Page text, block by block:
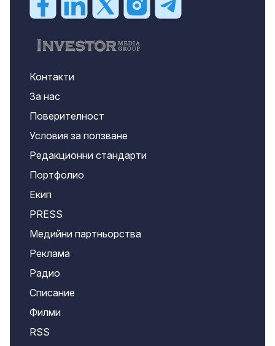
Контакти
За нас
Поверителност
Условия за ползване
Редакционни стандарти
Портфолио
Екип
PRESS
Медийни партньорства
Реклама
Радио
Списание
Филми
RSS